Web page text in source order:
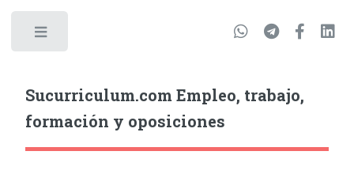
Sucurriculum.com Empleo, trabajo,
formación y oposiciones